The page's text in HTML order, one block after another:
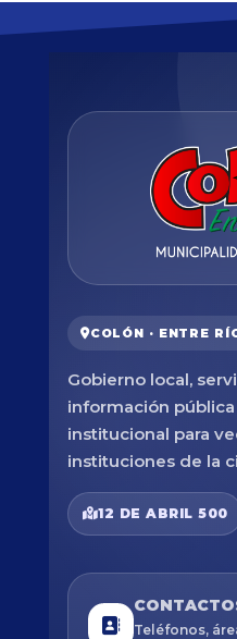
COLÓN · ENTRE
Gobierno local,
información
institucional para
instituciones de la
12 DE ABRIL 500
Teléfonos,